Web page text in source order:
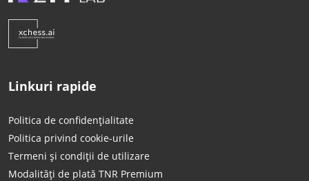
Linkuri rapide
Politica de confidențialitate
Politica privind cookie-urile
Termeni și condiții de utilizare
Modalități de plată TNR Premium